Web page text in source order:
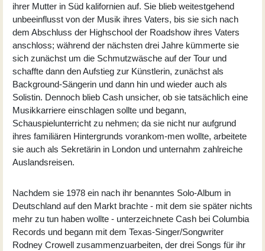
ihrer Mutter in Süd kalifornien auf. Sie blieb weitestgehend
unbeeinflusst von der Musik ihres Vaters, bis sie sich nach
dem Abschluss der Highschool der Roadshow ihres Vaters
anschloss; während der nächsten drei Jahre kümmerte sie
sich zunächst um die Schmutzwäsche auf der Tour und
schaffte dann den Aufstieg zur Künstlerin, zunächst als
Background-Sängerin und dann hin und wieder auch als
Solistin. Dennoch blieb Cash unsicher, ob sie tatsächlich eine
Musikkarriere einschlagen sollte und begann,
Schauspielunterricht zu nehmen; da sie nicht nur aufgrund
ihres familiären Hintergrunds vorankom-men wollte, arbeitete
sie auch als Sekretärin in London und unternahm zahlreiche
Auslandsreisen.
Nachdem sie 1978 ein nach ihr benanntes Solo-Album in
Deutschland auf den Markt brachte - mit dem sie später nichts
mehr zu tun haben wollte - unterzeichnete Cash bei Columbia
Records und begann mit dem Texas-Singer/Songwriter
Rodney Crowell zusammenzuarbeiten, der drei Songs für ihr